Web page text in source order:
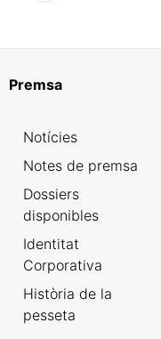
Premsa
Notícies
Notes de premsa
Dossiers
disponibles
Identitat
Corporativa
Història de la
pesseta